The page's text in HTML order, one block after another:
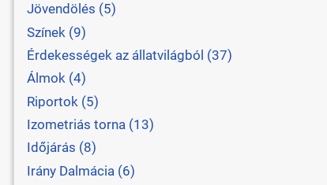
Jövendölés (5)
Színek (9)
Érdekességek az állatvilágból (37)
Álmok (4)
Riportok (5)
Izometriás torna (13)
Időjárás (8)
Irány Dalmácia (6)